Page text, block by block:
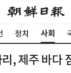
정치 사회
, 제주 바다